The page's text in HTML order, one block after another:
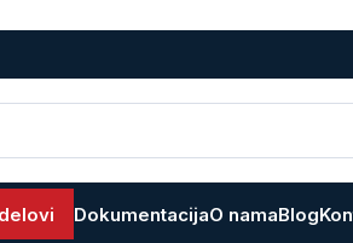
DokumentacijaO namaBlog